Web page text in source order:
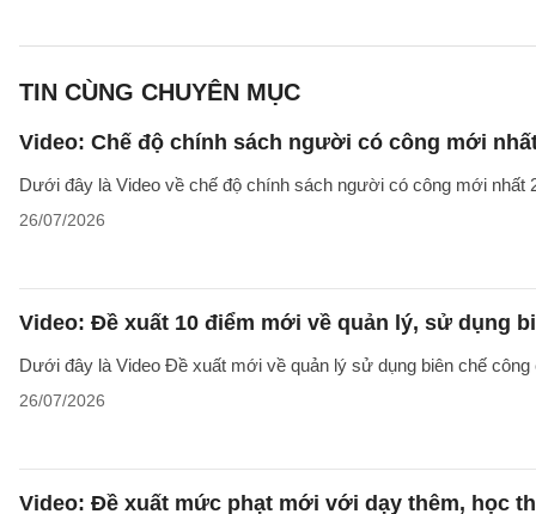
TIN CÙNG CHUYÊN MỤC
Video: Chế độ chính sách người có công mới
Dưới đây là Video về chế độ chính sách người có công mới nhất
26/07/2026
Video: Đề xuất 10 điểm mới về quản lý, sử dụng
Dưới đây là Video Đề xuất mới về quản lý sử dụng biên chế
26/07/2026
Video: Đề xuất mức phạt mới với dạy thêm, học